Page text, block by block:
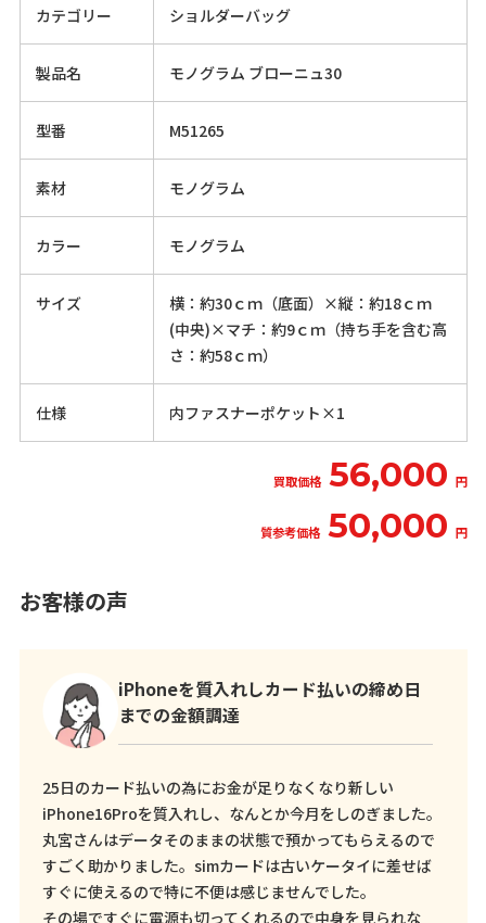
カテゴリー ショルダーバッグ
製品名 モノグラム ブローニュ30
型番 M51265
素材 モノグラム
カラー モノグラム
サイズ
横：約30ｃｍ（底面）×縦：約18ｃｍ
(中央)×マチ：約9ｃｍ（持ち手を含む高
さ：約58ｃｍ）
仕様 内ファスナーポケット×1
買取価格 56,000 円
質参考価格 50,000 円
お客様の声
iPhoneを質入れしカード払いの締め日
までの金額調達
25日のカード払いの為にお金が足りなくなり新しい
iPhone16Proを質入れし、なんとか今月をしのぎました。
丸宮さんはデータそのままの状態で預かってもらえるので
すごく助かりました。simカードは古いケータイに差せば
すぐに使えるので特に不便は感じませんでした。
その場ですぐに電源も切ってくれるので中身を見られな